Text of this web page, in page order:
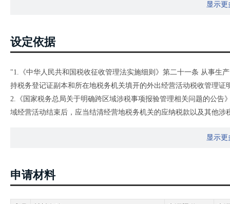
3.经营地税务机关对《经营地涉税事项反馈表》进行核对后，应当
显示更
设定依据
"1.《中华人民共和国税收征收管理法实施细则》第二十一条 从事生
持税务登记证副本和所在地税务机关填开的外出经营活动税收管理
2.《国家税务总局关于明确跨区域涉税事项报验管理相关问题的公告
域经营活动结束后，应当结清经营地税务机关的应纳税款以及其他
显示更
申请材料